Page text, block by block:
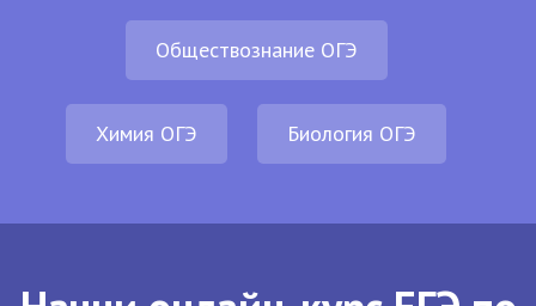
Обществознание ОГЭ
Химия ОГЭ Биология ОГЭ